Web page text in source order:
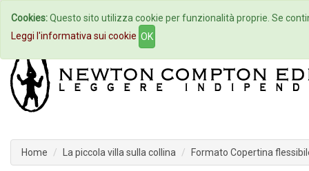
Home Autori Eventi
Home La piccola villa sulla collina Formato Copertina
Cookies:Questo sito utilizza cookie per funzionalità proprie. Se
Leggi l'informativa sui cookie OK